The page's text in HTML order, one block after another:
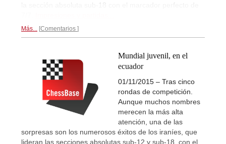
la sección absoluta sub-18 con el marcador perfecto de
Más... Comentarios
Mundial juvenil, en el
ecuador
01/11/2015 – Tras cinco
rondas de competición.
Aunque muchos nombres
merecen la más alta
atención, una de las
sorpresas son los numerosos éxitos de los iraníes, que
lideran las secciones absolutas sub-12 y sub-18, con el